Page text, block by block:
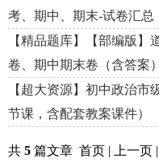
考、期中、期末-试卷汇总
【精品题库】【部编版
卷、期中期末卷（含答案）
【超大资源】初中政治
节课，含配套教案课件）
共 5 篇文章 首页 | 上一页 |